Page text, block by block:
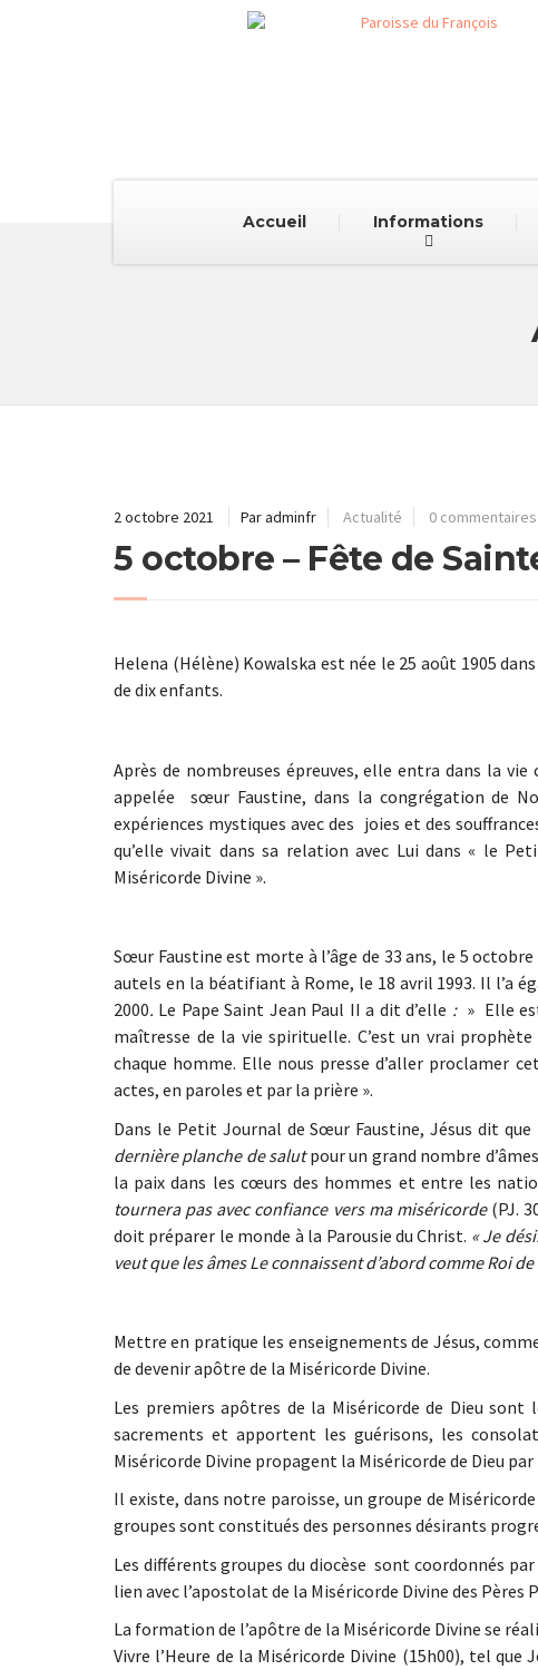
Accueil Informations
2 octobre 2021 Par adminfr Actualité 0 commentaires
5 octobre – Fête de
Helena (Hélène) Kowalska est née le 25 août 1905
de dix enfants.
Après de nombreuses épreuves, elle entra dans la
appelée sœur Faustine, dans la congrégation de
expériences mystiques avec des joies et des
qu’elle vivait dans sa relation avec Lui dans « le
Miséricorde Divine ».
Sœur Faustine est morte à l’âge de 33 ans, le 5
autels en la béatifiant à Rome, le 18 avril 1993. Il l’a
2000. Le Pape Saint Jean Paul II a dit d’elle : » Elle
maîtresse de la vie spirituelle. C’est un vrai
chaque homme. Elle nous presse d’aller proclamer
actes, en paroles et par la prière ».
Dans le Petit Journal de Sœur Faustine, Jésus dit
dernière planche de salutpour un grand nombre
la paix dans les cœurs des hommes et entre les
tournera pas avec confiance vers ma miséricorde(PJ.
doit préparer le monde à la Parousie du Christ. « Je
veut que les âmes Le connaissent d’abord comme Roi
Mettre en pratique les enseignements de Jésus,
de devenir apôtre de la Miséricorde Divine.
Les premiers apôtres de la Miséricorde de Dieu
sacrements et apportent les guérisons, les
Miséricorde Divine propagent la Miséricorde de Dieu
Il existe, dans notre paroisse, un groupe de
groupes sont constitués des personnes désirants
Les différents groupes du diocèse sont coordonnés
lien avec l’apostolat de la Miséricorde Divine des Pères
La formation de l’apôtre de la Miséricorde Divine se
Vivre l’Heure de la Miséricorde Divine (15h00), tel